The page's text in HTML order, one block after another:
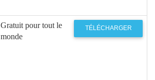
Gratuit pour tout le
monde
TÉLÉCHARGER